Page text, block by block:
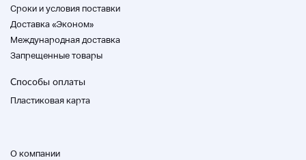
<*Пожалуйста, прочитайте, прежде чем ваш билет
будет выдан>
КОМИТ ГИНЗА
Спасибо за понимание.
высококачественных часов.
Если сравнить домашнюю страницу, то можно
Если у вас есть какие-либо вопросы, пожалуйста, не
Cроки и условия поставки
Доставка «Эконом»
Международная доставка
Запрещенные товары
Способы оплаты
Пластиковая карта
О компании